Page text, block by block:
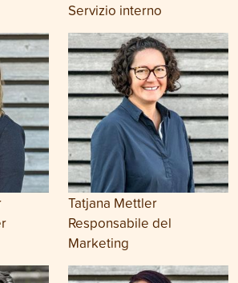
Servizio interno
Tatjana Mettler
Responsabile del
Marketing